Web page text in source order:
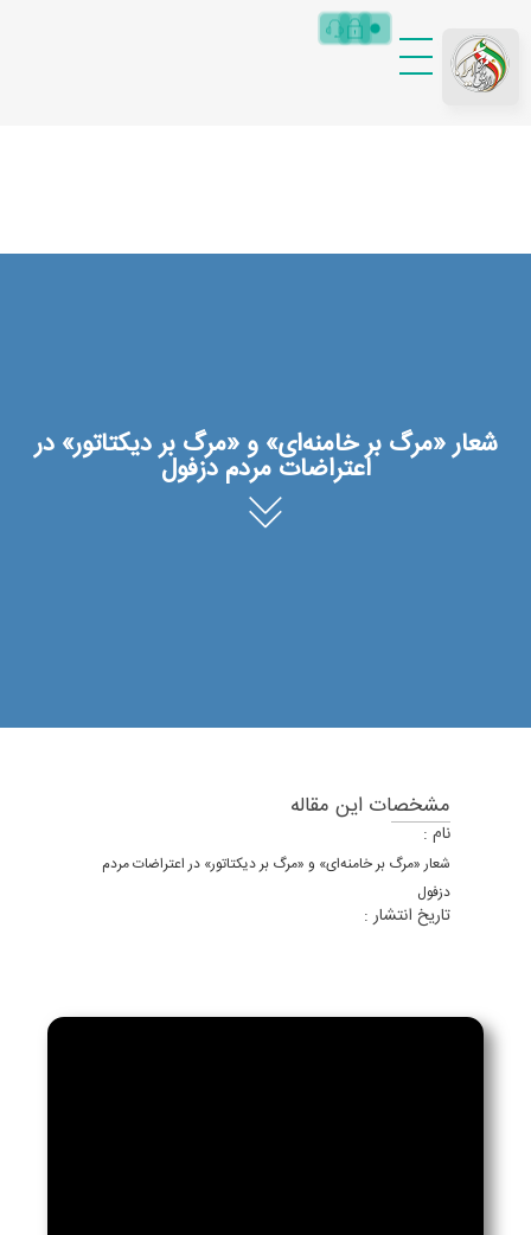
شعار «مرگ بر خامنه‌ای» و «مرگ بر دیکتاتور» در
اعتراضات مردم دزفول
مشخصات این مقاله
نام :
شعار «مرگ بر خامنه‌ای» و «مرگ بر دیکتاتور» در اعتراضات مردم
دزفول
تاریخ انتشار :